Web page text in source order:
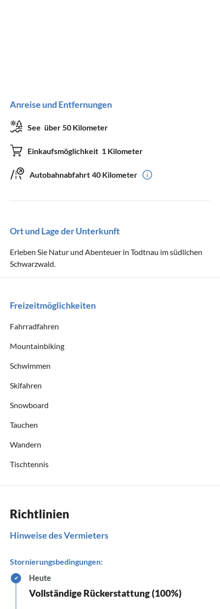
Anreise und Entfernungen
See über 50 Kilometer
Einkaufsmöglichkeit 1 Kilometer
Autobahnabfahrt 40 Kilometer
Ort und Lage der Unterkunft
Erleben Sie Natur und Abenteuer in Todtnau im südlichen
Schwarzwald.
Freizeitmöglichkeiten
Fahrradfahren
Mountainbiking
Schwimmen
Skifahren
Snowboard
Tauchen
Wandern
Tischtennis
Richtlinien
Hinweise des Vermieters
Stornierungsbedingungen:
✔ Heute
Vollständige Rückerstattung (100%)